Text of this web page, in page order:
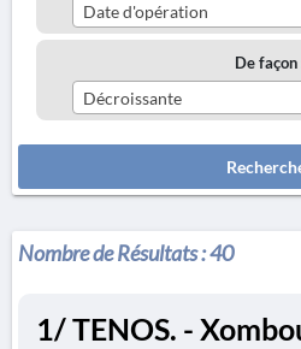
Date d'opération
De façon
Décroissante
Nombre de Résultats :40
1/ TENOS. -